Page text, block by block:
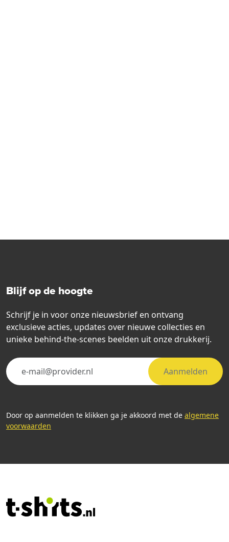
Blijf op de hoogte
Schrijf je in voor onze nieuwsbrief en ontvang
exclusieve acties, updates over nieuwe collecties en
unieke behind-the-scenes beelden uit onze drukkerij.
Aanmelden
Door op aanmelden te klikken ga je akkoord met de algemene
voorwaarden